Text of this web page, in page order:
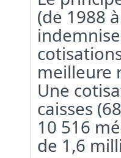
(de 1988
meilleure
Une
caisses
10 516
de 1,6